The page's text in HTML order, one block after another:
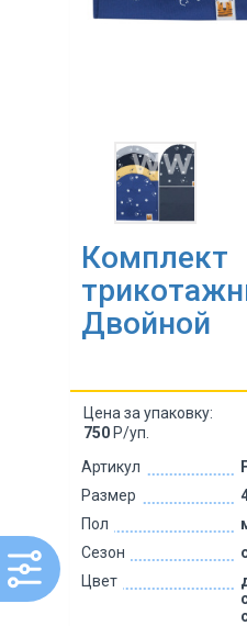
Комплект
Двойной
Артикул
Размер
Пол
Сезон
Цвет
Цена за упаковку:
750 Р/уп.